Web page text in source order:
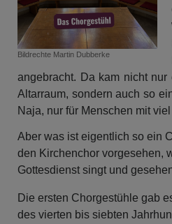
Bildrechte Martin Dubberke
angebracht. Da kam nicht
Altarraum, sondern auch so
Naja, nur für Menschen mit
Aber was ist eigentlich so ein
den Kirchenchor vorgesehen,
Gottesdienst singt und
Die ersten Chorgestühle gab
des vierten bis siebten